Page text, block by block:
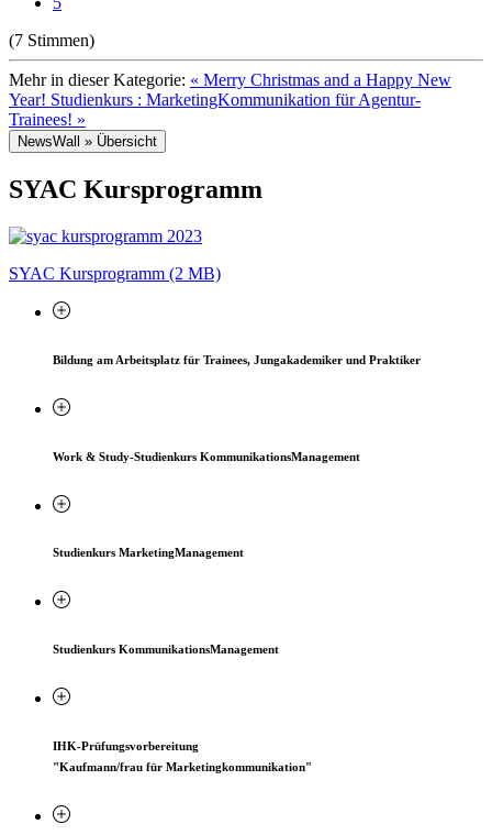
(7 Stimmen)
Mehr in dieser Kategorie: « Merry Christmas and a Happy New
Year! Studienkurs : MarketingKommunikation für Agentur-
Trainees! »
NewsWall » Übersicht
SYAC Kursprogramm
SYAC Kursprogramm (2 MB)
Bildung am Arbeitsplatz für Trainees, Jungakademiker und Praktiker
Work & Study-Studienkurs KommunikationsManagement
Studienkurs MarketingManagement
Studienkurs KommunikationsManagement
IHK-Prüfungsvorbereitung
"Kaufmann/frau für Marketingkommunikation"